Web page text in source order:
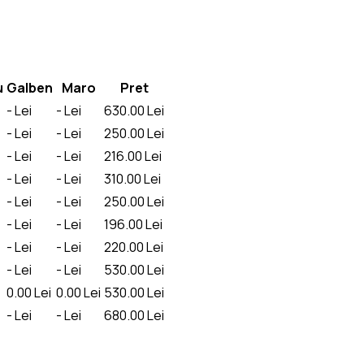
Galben Maro
Pret
-Lei -Lei 630.00Lei
-Lei -Lei 250.00Lei
-Lei -Lei 216.00Lei
-Lei -Lei 310.00Lei
-Lei -Lei 250.00Lei
-Lei -Lei 196.00Lei
-Lei -Lei 220.00Lei
-Lei -Lei 530.00Lei
0.00Lei 0.00Lei 530.00Lei
-Lei -Lei 680.00Lei